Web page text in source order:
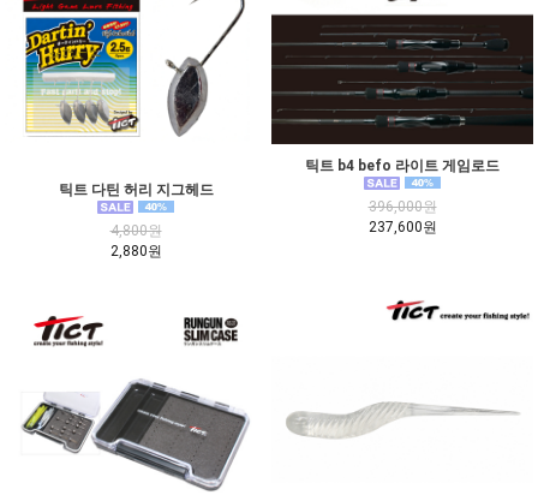
틱트 다틴 허리 지그헤드
4,800원
2,880원
틱트 b4 befo 라이트 게임로드
396,000원
237,600원